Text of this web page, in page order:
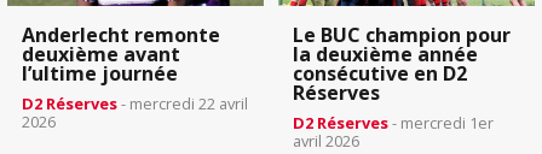
Anderlecht remonte
deuxième avant
l’ultime journée
D2 Réserves- mercredi 22 avril
2026
Le BUC champion pour
la deuxième année
consécutive en D2
Réserves
D2 Réserves- mercredi 1er
avril 2026